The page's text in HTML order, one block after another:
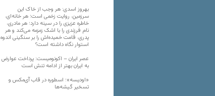
بهروز اسدی: هر وجب از خاک‌ این
سرزمین، روایت زخمی است؛ هر خانه‌ای،
خاطره عزیزی را در سینه دارد؛ هر مادری،
نام فرزندی را با اشک زمزمه می‌کند و هر
پدری، قامت خمیده‌اش را بر سنگینی اندوه
استوار نگاه داشته است؟
عصر ایران – اکونومیست: پرداخت عوارض
به ایران بهتر از ادامه تنش است
«اودیسه»؛ اسطوره در قاب آی‌مکس و
تسخیر گیشه‌ها